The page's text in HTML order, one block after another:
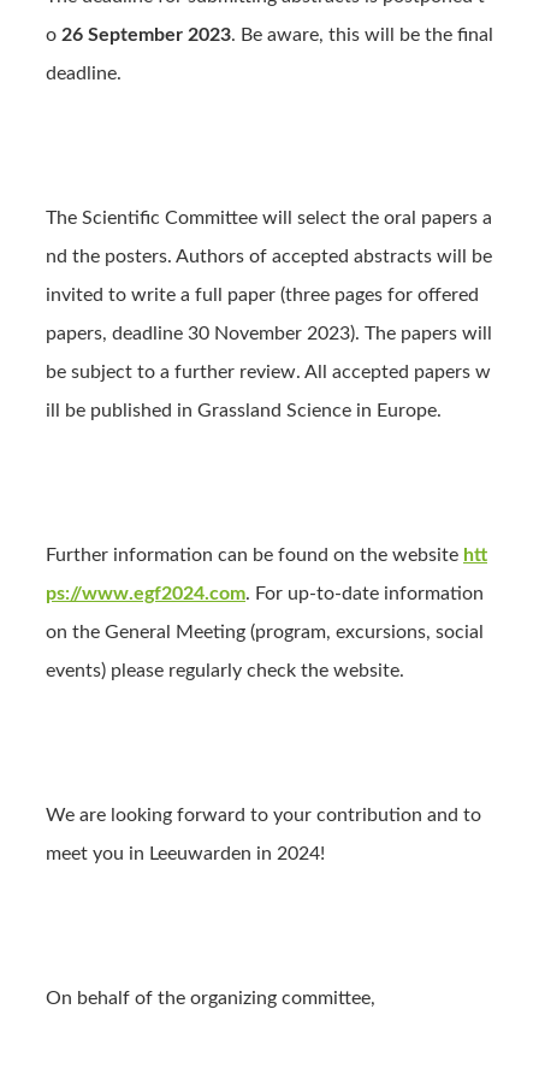
o 26 September 2023. Be aware, this will be the final
deadline.
The Scientific Committee will select the oral papers a
nd the posters. Authors of accepted abstracts will be
invited to write a full paper (three pages for offered
papers, deadline 30 November 2023). The papers will
be subject to a further review. All accepted papers w
ill be published in Grassland Science in Europe.
Further information can be found on the website htt
ps://www.egf2024.com. For up-to-date information
on the General Meeting (program, excursions, social
events) please regularly check the website.
We are looking forward to your contribution and to
meet you in Leeuwarden in 2024!
On behalf of the organizing committee,